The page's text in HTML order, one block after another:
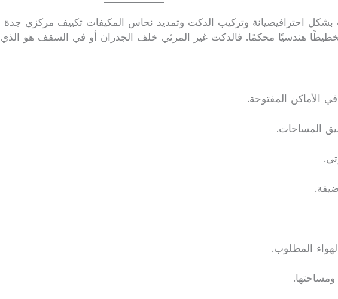
احترافيصيانة وتركيب الدكت وتمديد نحاس المكيفات تكييف مركزي جدة
هندسيًا محكمًا. فالدكت غير المرئي خلف الجدران أو في السقف هو
الأماكن المفتوحة.
المساحات.
المطلوب.